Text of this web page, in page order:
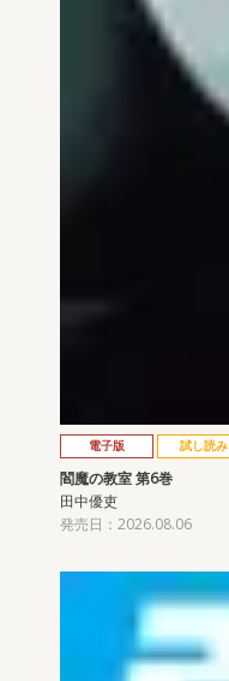
電子版 試し読み
閻魔の教室 第6巻
田中優吏
発売日：2026.08.06